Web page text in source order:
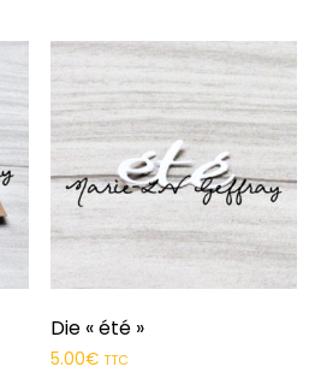
Die « été »
5.00€ TTC